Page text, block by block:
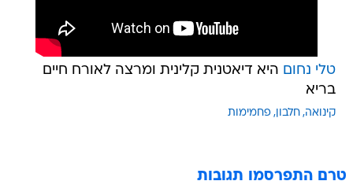
טלי נחום היא דיאטנית קלינית ומרצה לאורח חיים
בריא
קינואה חלבון פחמימות
טרם התפרסמו תגובות